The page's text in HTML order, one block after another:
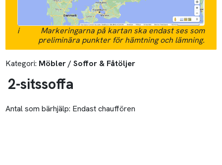
i
Markeringarna på kartan ska endast ses som
preliminära punkter för hämtning och lämning.
Kategori: Möbler / Soffor & Fåtöljer
2-sitssoffa
Antal som bärhjälp: Endast chauffören